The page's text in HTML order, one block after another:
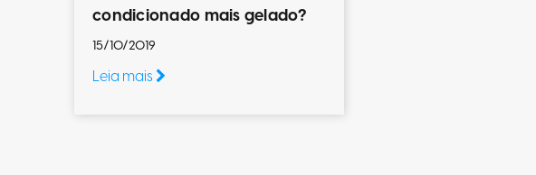
condicionado mais gelado?
15/10/2019
Leia mais